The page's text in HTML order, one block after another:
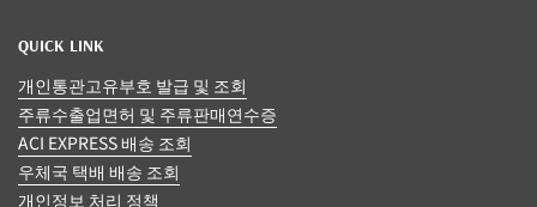
QUICK LINK
개인통관고유부호 발급 및 조회
주류수출업면허 및 주류판매연수증
ACI EXPRESS 배송 조회
우체국 택배 배송 조회
개인정보 처리 정책